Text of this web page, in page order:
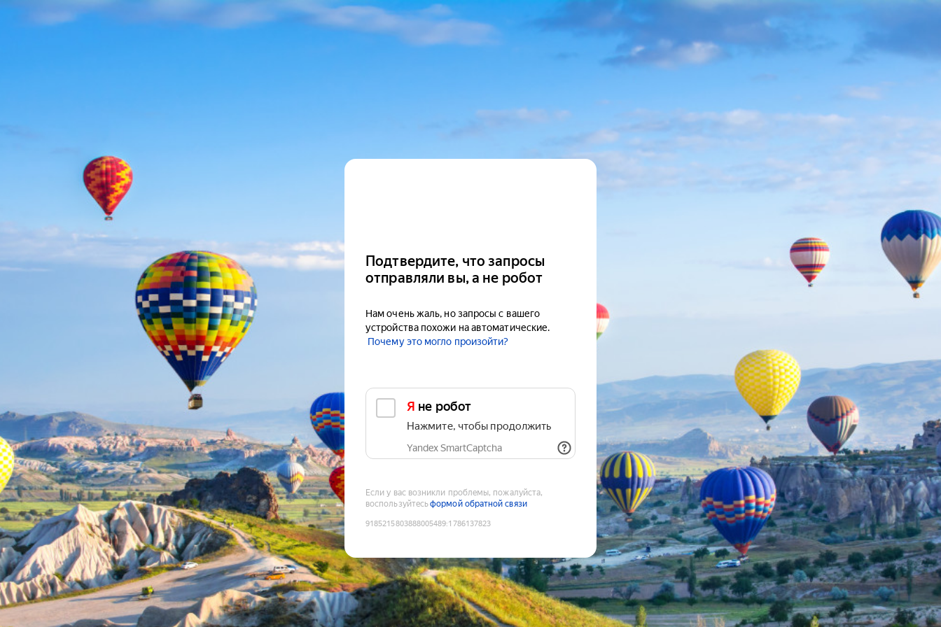
Подтвердите, что запросы
отправляли вы, а не робот
Нам очень жаль, но запросы с вашего
устройства похожи на автоматические.
Почему это могло произойти?
Я не робот
Нажмите, чтобы продолжить
Yandex SmartCaptcha
Если у вас возникли проблемы, пожалуйста,
воспользуйтесьформой обратной связи
9185215803888005489:1786137823